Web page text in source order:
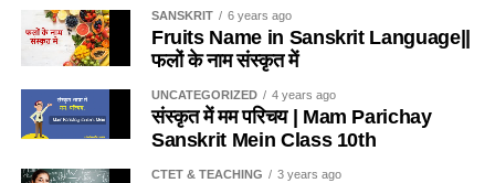
Ans-b
Q.4 निम्नलिखित में से कौन-सा कीट मधुमक्खीयाँ की भाँती कॉलोनी (बस्ती)
में एक साथ नहीं रहता है ? / Which of the following insects
does not live together in a colony (colony) like bees?
(a) तेतैया दर्श
(a) धारा-26
(b) धारा-27
(c) धारा-28
SANSKRIT 6 years ago
Fruits Name in Sanskrit Language||
फलों के नाम संस्कृत में
UNCATEGORIZED 4 years ago
संस्कृत में मम परिचय | Mam Parichay
Sanskrit Mein Class 10th
CTET & TEACHING 3 years ago